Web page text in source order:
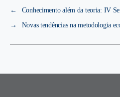
←
Conhecimento além da teoria: IV
→
Novas tendências na metodologia